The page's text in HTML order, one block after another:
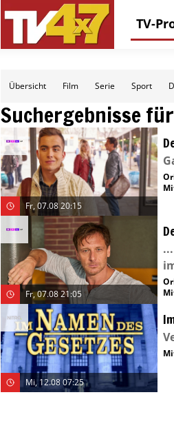
TV-
Übersicht Film Serie Sport
Suchergebnisse für
Fr, 07.08 20:15
Fr, 07.08 21:05
Mi, 12.08 07:25